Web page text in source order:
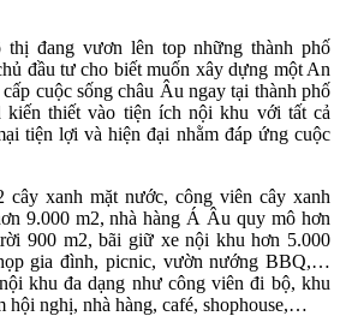
đang vươn lên top những thành phố
đầu tư cho biết muốn xây dựng một An
cuộc sống châu Âu ngay tại thành phố
thiết vào tiện ích nội khu với tất cả
tiện lợi và hiện đại nhằm đáp ứng cuộc
xanh mặt nước, công viên cây xanh
9.000 m2, nhà hàng Á Âu quy mô hơn
900 m2, bãi giữ xe nội khu hơn 5.000
gia đình, picnic, vườn nướng BBQ,…
khu đa dạng như công viên đi bộ, khu
hội nghị, nhà hàng, café, shophouse,…